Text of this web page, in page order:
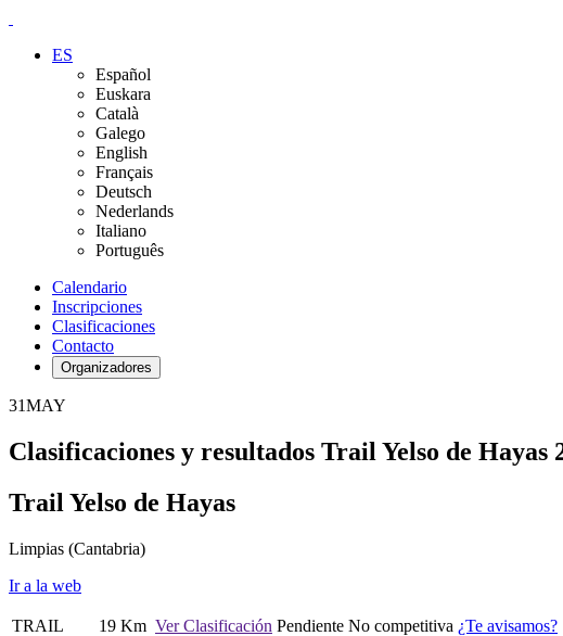
ES
Español
Euskara
Català
Galego
English
Français
Deutsch
Nederlands
Italiano
Português
Calendario
Inscripciones
Clasificaciones
Contacto
Organizadores
31MAY
Clasificaciones y resultados Trail Yelso de Hayas
Trail Yelso de Hayas
Limpias (Cantabria)
Ir a la web
TRAIL 19 Km Ver Clasificación Pendiente No competitiva ¿Te avisamos?